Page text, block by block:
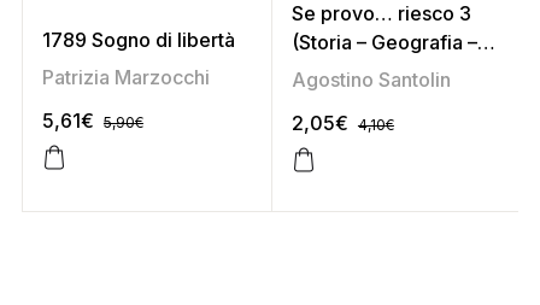
1789 Sogno di libertà
Patrizia Marzocchi
5,61€ 5,90€
Se provo… riesco 3
(Storia – Geografia –
Studi sociali –
Agostino Santolin
2,05€ 4,10€